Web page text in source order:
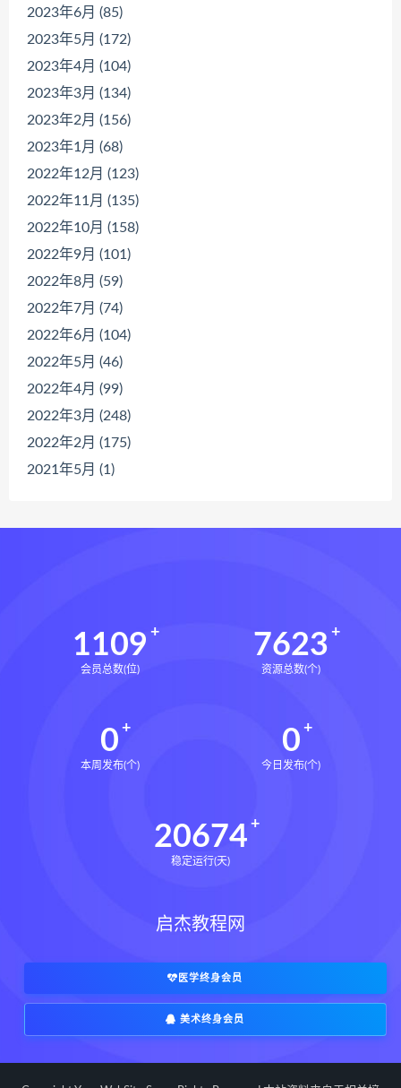
2023年6月 (85)
2023年5月 (172)
2023年4月 (104)
2023年3月 (134)
2023年2月 (156)
2023年1月 (68)
2022年12月 (123)
2022年11月 (135)
2022年10月 (158)
2022年9月 (101)
2022年8月 (59)
2022年7月 (74)
2022年6月 (104)
2022年5月 (46)
2022年4月 (99)
2022年3月 (248)
2022年2月 (175)
2021年5月 (1)
1109
会员总数(位)
7623
资源总数(个)
0
本周发布(个)
0
今日发布(个)
20674
稳定运行(天)
启杰教程网
医学终身会员
美术终身会员